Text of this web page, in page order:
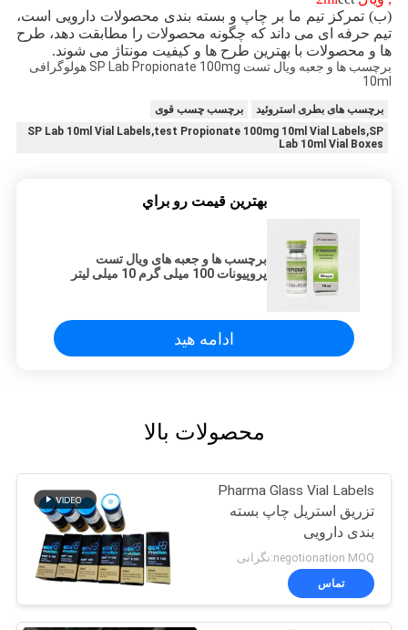
(ب) تمرکز تیم ما بر چاپ و بسته بندی محصولات دارویی است،
تیم حرفه ای می داند که چگونه محصولات را مطابقت دهد، طرح
ها و محصولات با بهترین طرح ها و کیفیت مونتاژ می شوند.
برچسب ها و جعبه ویال تست SP Lab Propionate 100mg هولوگرافی
10ml
برچسب های بطری استروئید
برچسب چسب قوی
SP Lab 10ml Vial Labels,test Propionate 100mg 10ml Vial Labels,SP
Lab 10ml Vial Boxes
بهترين قيمت رو براي
برچسب ها و جعبه های ویال تست
پروپیونات 100 میلی گرم 10 میلی لیتر
ادامه هید
محصولات بالا
Pharma Glass Vial Labels
تزریق استریل چاپ بسته
بندی دارویی
negotionation MOQ:نگرانی
تماس